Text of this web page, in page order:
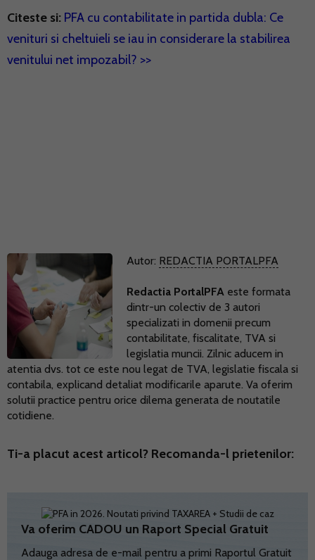
Citeste si: PFA cu contabilitate in partida dubla: Ce
venituri si cheltuieli se iau in considerare la stabilirea
venitului net impozabil? >>
Autor: REDACTIA PORTALPFA
Redactia PortalPFA este formata
dintr-un colectiv de 3 autori
specializati in domenii precum
contabilitate, fiscalitate, TVA si
legislatia muncii. Zilnic aducem in
atentia dvs. tot ce este nou legat de TVA, legislatie fiscala si
contabila, explicand detaliat modificarile aparute. Va oferim
solutii practice pentru orice dilema generata de noutatile
cotidiene.
Ti-a placut acest articol? Recomanda-l prietenilor:
Va oferim CADOU un Raport Special Gratuit
Adauga adresa de e-mail pentru a primi Raportul Gratuit